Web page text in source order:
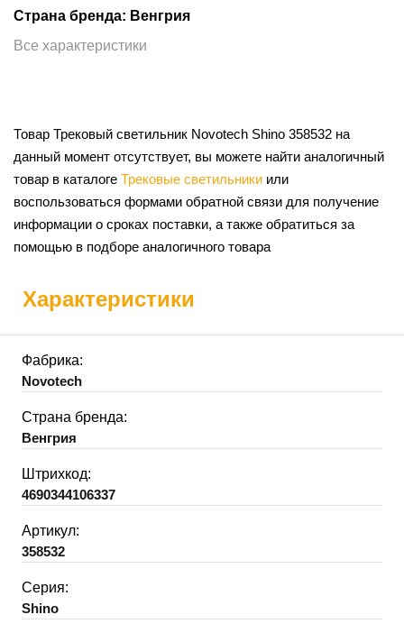
Страна бренда: Венгрия
Все характеристики
Товар Трековый светильник Novotech Shino 358532 на
данный момент отсутствует, вы можете найти аналогичный
товар в каталоге Трековые светильники или
воспользоваться формами обратной связи для получение
информации о сроках поставки, а также обратиться за
помощью в подборе аналогичного товара
Характеристики
Фабрика:
Novotech
Страна бренда:
Венгрия
Штрихкод:
4690344106337
Артикул:
358532
Серия:
Shino